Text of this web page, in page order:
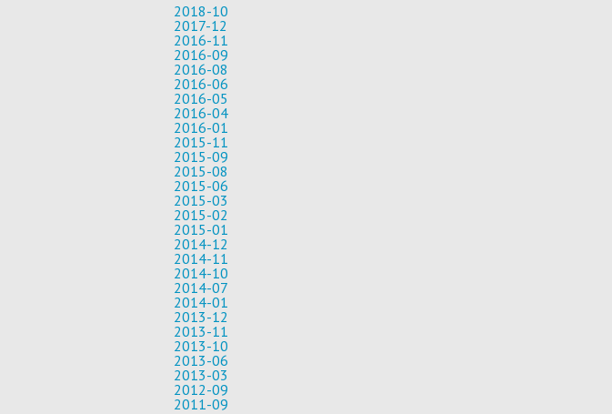
2018-10
2017-12
2016-11
2016-09
2016-08
2016-06
2016-05
2016-04
2016-01
2015-11
2015-09
2015-08
2015-06
2015-03
2015-02
2015-01
2014-12
2014-11
2014-10
2014-07
2014-01
2013-12
2013-11
2013-10
2013-06
2013-03
2012-09
2011-09